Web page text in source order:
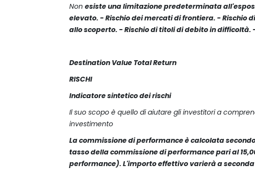
Non esiste una limitazione predeterminata
elevato. - Rischio dei mercati di frontiera. - Rischio
allo scoperto. - Rischio di titoli di debito in
Destination Value Total Return
RISCHI
Indicatore sintetico dei rischi
Il suo scopo è quello di aiutare gli investitori a
investimento
La commissione di performance è calcolata
tasso della commissione di performance pari al
performance). L'importo effettivo varierà a